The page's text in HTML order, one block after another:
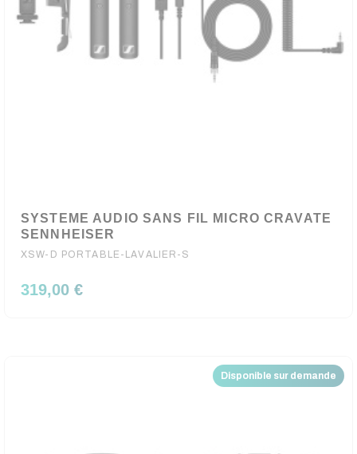
SYSTEME AUDIO SANS FIL MICRO CRAVATE
SENNHEISER
XSW-D PORTABLE-LAVALIER-S
319,00 €
Disponible sur demande